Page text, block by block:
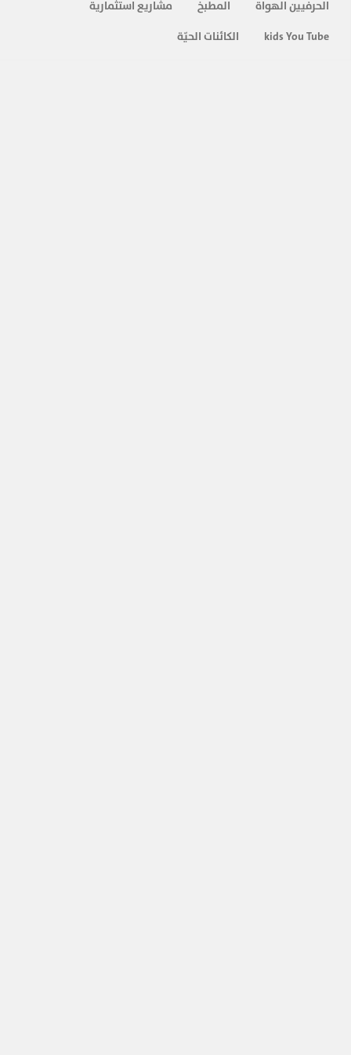
344
20-
سلسلة تعليم اللغة التركية مع الدكتور " محمد
زبدية " الحلقة (20)
الحرفيين الهواة
المطبخ
مشاريع استثمارية
kids You Tube
الكائنات الحيّة